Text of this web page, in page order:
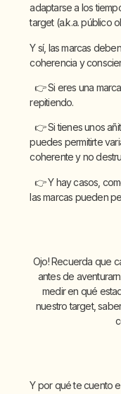
adaptarse a los
target (a.k.a. público
Y sí, las marcas
coherencia y
👉 Si eres una
repitiendo.
👉 Si tienes unos
puedes permitirte
coherente y no
👉 Y hay casos,
las marcas pueden
Ojo! Recuerda que
antes de
medir en qué
nuestro target,
Y por qué te cuento